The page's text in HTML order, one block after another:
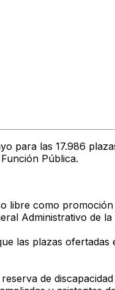
para las 17.986
Pública.
libre como
Administrativo de
las plazas ofertadas
de